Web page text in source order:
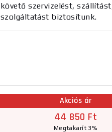
követő szervizelést,
szolgáltatást biztosítunk.
Akciós ár
44 850 Ft
Megtakarít 3%